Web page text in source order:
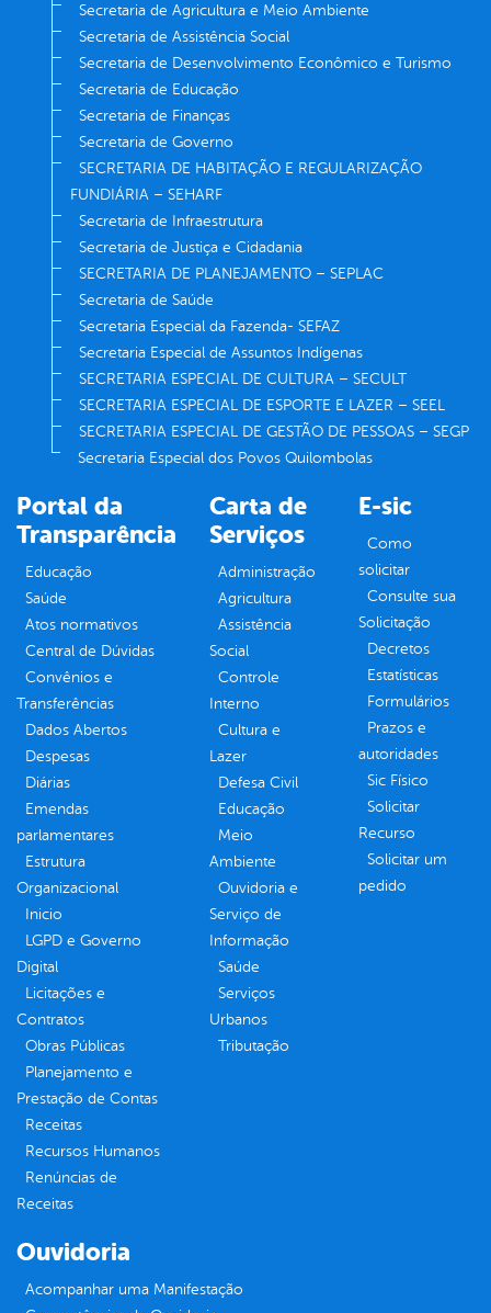
Secretaria de Agricultura e Meio Ambiente
Secretaria de Assistência Social
Secretaria de Desenvolvimento Econômico e Turismo
Secretaria de Educação
Secretaria de Finanças
Secretaria de Governo
SECRETARIA DE HABITAÇÃO E REGULARIZAÇÃO
FUNDIÁRIA – SEHARF
Secretaria de Infraestrutura
Secretaria de Justiça e Cidadania
SECRETARIA DE PLANEJAMENTO – SEPLAC
Secretaria de Saúde
Secretaria Especial da Fazenda- SEFAZ
Secretaria Especial de Assuntos Indígenas
SECRETARIA ESPECIAL DE CULTURA – SECULT
SECRETARIA ESPECIAL DE ESPORTE E LAZER – SEEL
SECRETARIA ESPECIAL DE GESTÃO DE PESSOAS – SEGP
Secretaria Especial dos Povos Quilombolas
Portal da
Transparência
Educação
Saúde
Atos normativos
Central de Dúvidas
Convênios e
Transferências
Dados Abertos
Despesas
Diárias
Emendas
parlamentares
Estrutura
Organizacional
Inicio
LGPD e Governo
Digital
Licitações e
Contratos
Obras Públicas
Planejamento e
Prestação de Contas
Receitas
Recursos Humanos
Renúncias de
Receitas
Carta de
Serviços
Administração
Agricultura
Assistência
Social
Controle
Interno
Cultura e
Lazer
Defesa Civil
Educação
Meio
Ambiente
Ouvidoria e
Serviço de
Informação
Saúde
Serviços
Urbanos
Tributação
E-sic
Como
solicitar
Consulte sua
Solicitação
Decretos
Estatísticas
Formulários
Prazos e
autoridades
Sic Físico
Solicitar
Recurso
Solicitar um
pedido
Ouvidoria
Acompanhar uma Manifestação